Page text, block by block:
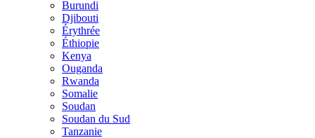
Burundi
Djibouti
Érythrée
Éthiopie
Kenya
Ouganda
Rwanda
Somalie
Soudan
Soudan du Sud
Tanzanie